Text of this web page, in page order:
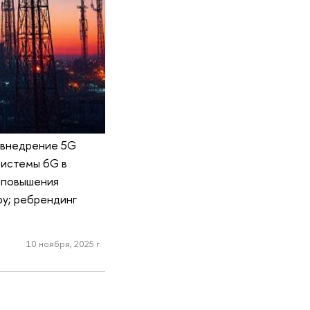
5G
6G в
ребрендинг
10 ноября, 2025 г.